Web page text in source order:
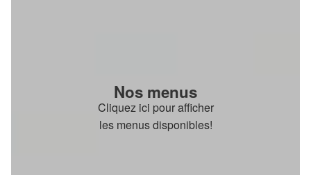
Nos menus
Cliquez ici pour afficher
les menus disponibles!